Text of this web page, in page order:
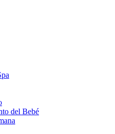
del Bebé